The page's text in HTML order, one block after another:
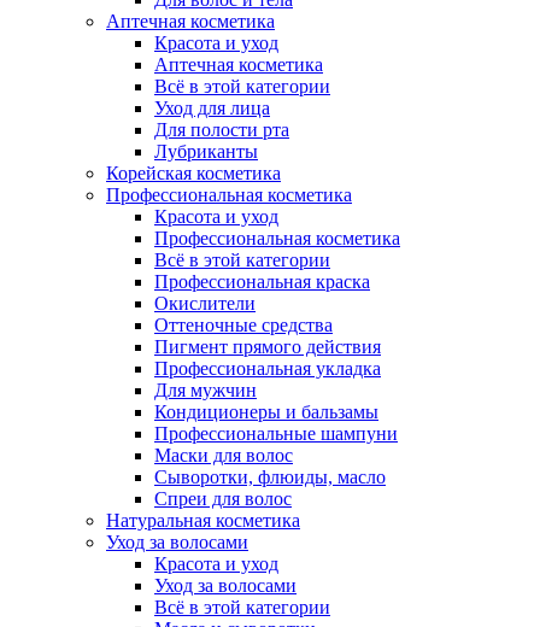
Аптечная косметика
Красота и уход
Аптечная косметика
Всё в этой категории
Уход для лица
Для полости рта
Лубриканты
Корейская косметика
Профессиональная косметика
Красота и уход
Профессиональная косметика
Всё в этой категории
Профессиональная краска
Окислители
Оттеночные средства
Пигмент прямого действия
Профессиональная укладка
Для мужчин
Кондиционеры и бальзамы
Профессиональные шампуни
Маски для волос
Сыворотки, флюиды, масло
Спреи для волос
Натуральная косметика
Уход за волосами
Красота и уход
Уход за волосами
Всё в этой категории